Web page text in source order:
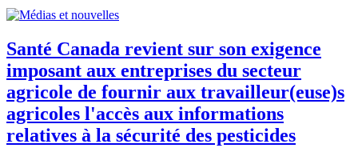
Santé Canada revient sur son exigence
imposant aux entreprises du secteur
agricole de fournir aux travailleur(euse)s
agricoles l'accès aux informations
relatives à la sécurité des pesticides